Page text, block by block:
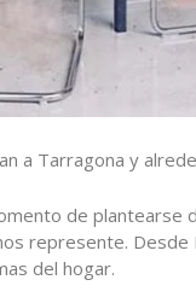
a Tarragona y
de plantearse
represente.
del hogar.